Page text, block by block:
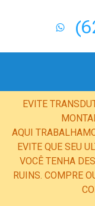
EVITE
AQUI
EVITE QUE SEU
VOCÊ TENHA
RUINS. COMPRE